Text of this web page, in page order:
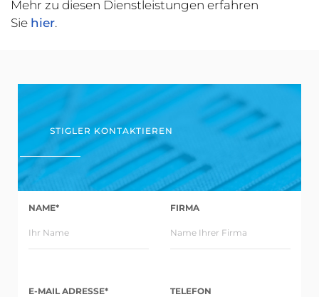
Mehr zu diesen Dienstleistungen erfahren
Sie hier.
STIGLER KONTAKTIEREN
NAME* FIRMA
E-MAIL ADRESSE* TELEFON